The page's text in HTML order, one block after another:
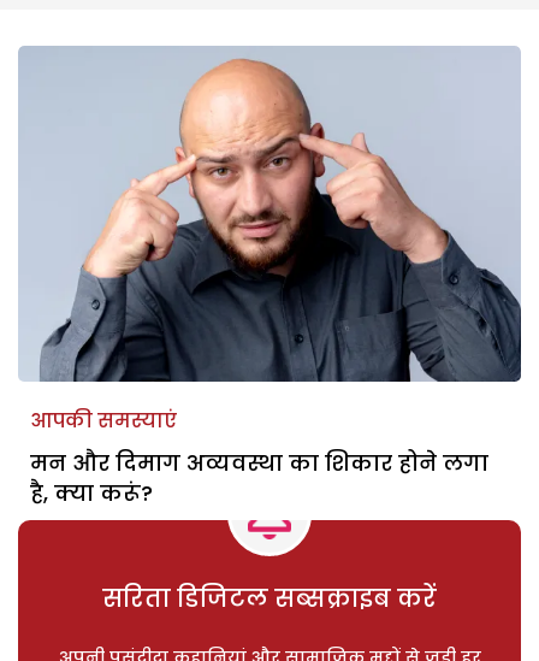
आपकी समस्याएं
मन और दिमाग अव्यवस्था का शिकार होने लगा
है, क्या करूं?
सरिता डिजिटल सब्सक्राइब करें